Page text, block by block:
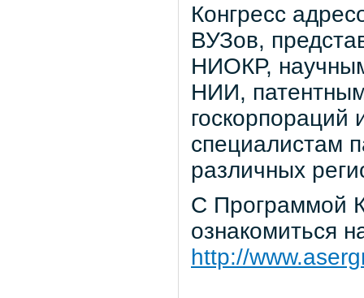
Конгресс
ВУЗов,
НИОКР,
НИИ,
госкорпораций
специалистам
различных
С Программой
ознакомиться
http://